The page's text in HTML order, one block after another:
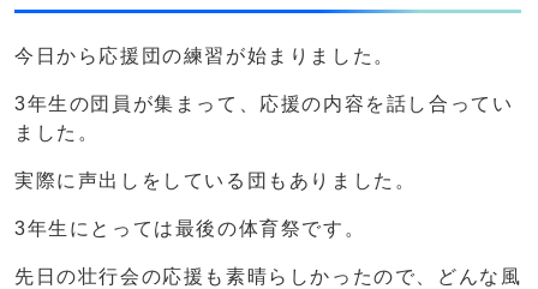
今日から応援団の練習が始まりました。
3年生の団員が集まって、応援の内容を話し合ってい
ました。
実際に声出しをしている団もありました。
3年生にとっては最後の体育祭です。
先日の壮行会の応援も素晴らしかったので、どんな風